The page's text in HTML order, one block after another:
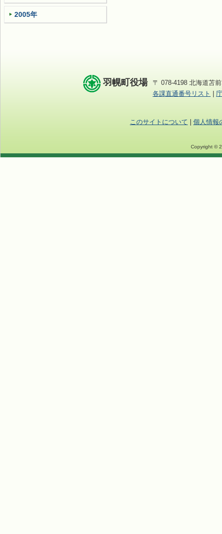
2005年
羽幌町役場
〒 078-4198 北海道苫
各課直通番号リスト
このサイトについて 個人情報
Copyright ©